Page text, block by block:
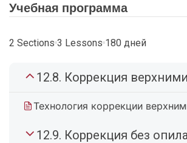
Учебная программа
2 Sections 3 Lessons 180 дней
12.8. Коррекция
Технология коррекции
12.9. Коррекция без